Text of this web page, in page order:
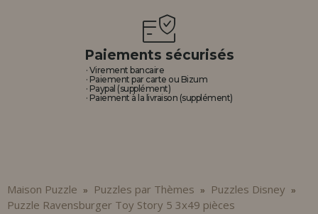
Paiements sécurisés
· Virement bancaire
· Paiement par carte ou Bizum
· Paypal (supplément)
· Paiement à la livraison (supplément)
Maison Puzzle » Puzzles par Thèmes » Puzzles Disney »
Puzzle Ravensburger Toy Story 5 3x49 pièces